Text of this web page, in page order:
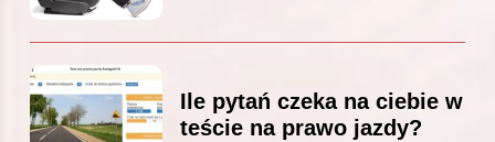
Ile pytań czeka na ciebie w
teście na prawo jazdy?